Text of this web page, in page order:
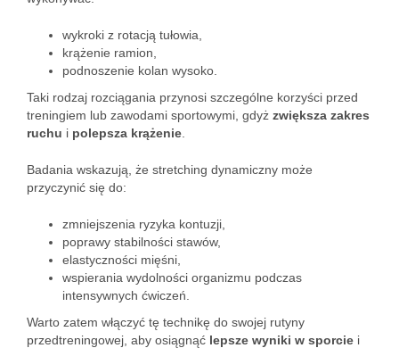
wykroki z rotacją tułowia,
krążenie ramion,
podnoszenie kolan wysoko.
Taki rodzaj rozciągania przynosi szczególne korzyści przed
treningiem lub zawodami sportowymi, gdyż zwiększa zakres
ruchu i polepsza krążenie
Badania wskazują, że stretching dynamiczny może
przyczynić się do:
zmniejszenia ryzyka kontuzji,
poprawy stabilności stawów,
elastyczności mięśni,
wspierania wydolności organizmu podczas
intensywnych ćwiczeń.
Warto zatem włączyć tę technikę do swojej rutyny
przedtreningowej, aby osiągnąć lepsze wyniki w sporcie i